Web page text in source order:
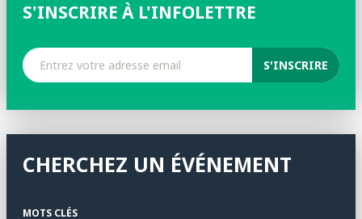
S'INSCRIRE À L'INFOLETTRE
CHERCHEZ UN ÉVÉNEMENT
MOTS CLÉS